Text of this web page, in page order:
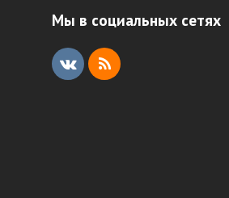
Мы в социальных сетях
V
R